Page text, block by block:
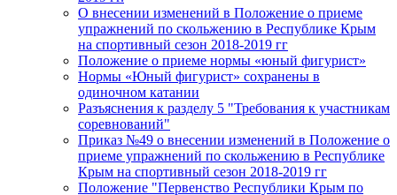
О внесении изменений в Положение о приеме
упражнений по скольжению в Республике Крым
на спортивный сезон 2018-2019 гг
Положение о приеме нормы «юный фигурист»
Нормы «Юный фигурист» сохранены в
одиночном катании
Разъяснения к разделу 5 "Требования к участникам
соревнований"
Приказ №49 о внесении изменений в Положение о
приеме упражнений по скольжению в Республике
Крым на спортивный сезон 2018-2019 гг
Положение "Первенство Республики Крым по